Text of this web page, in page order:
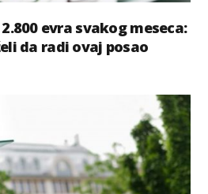
evra svakog meseca:
da radi ovaj posao